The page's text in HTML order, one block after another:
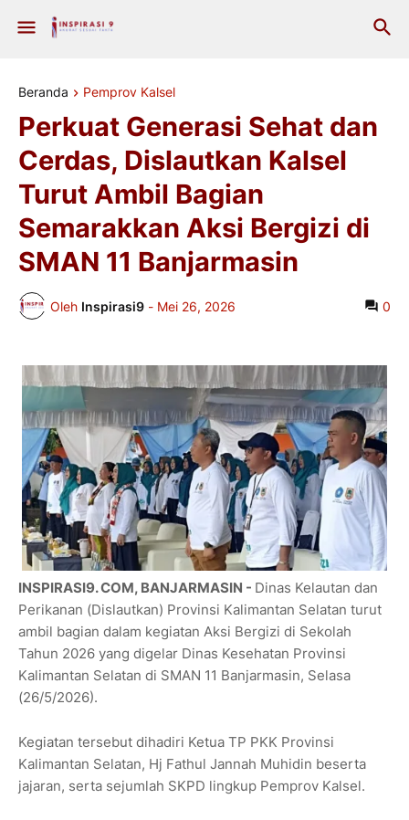
Beranda Pemprov Kalsel
Perkuat Generasi Sehat dan
Cerdas, Dislautkan Kalsel
Turut Ambil Bagian
Semarakkan Aksi Bergizi di
SMAN 11 Banjarmasin
Oleh Inspirasi9 - Mei 26, 2026 0
INSPIRASI9. COM, BANJARMASIN - Dinas Kelautan dan
Perikanan (Dislautkan) Provinsi Kalimantan Selatan turut
ambil bagian dalam kegiatan Aksi Bergizi di Sekolah
Tahun 2026 yang digelar Dinas Kesehatan Provinsi
Kalimantan Selatan di SMAN 11 Banjarmasin, Selasa
(26/5/2026).
Kegiatan tersebut dihadiri Ketua TP PKK Provinsi
Kalimantan Selatan, Hj Fathul Jannah Muhidin beserta
jajaran, serta sejumlah SKPD lingkup Pemprov Kalsel.